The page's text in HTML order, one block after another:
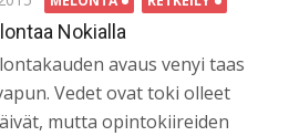
Nokialla
avaus venyi taas
Vedet ovat toki olleet
mutta opintokiireiden